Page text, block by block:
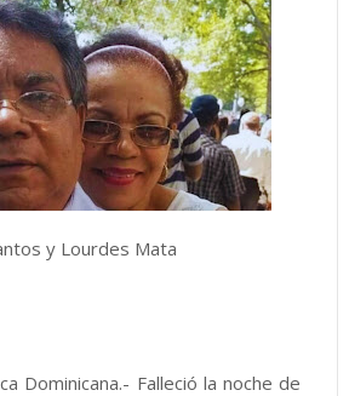
y Lourdes Mata
Dominicana.- Falleció la noche de